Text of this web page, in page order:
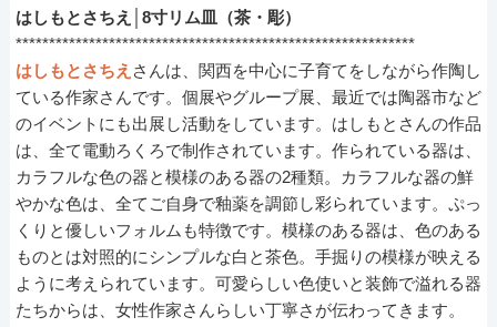
はしもとさちえ│8寸リム皿（茶・彫）
************************************************************
はしもとさちえ さんは、関西を中心に子育てをしながら作陶し
ている作家さんです。個展やグループ展、最近では陶器市など
のイベントにも出展し活動をしています。はしもとさんの作品
は、全て電動ろくろで制作されています。作られている器は、
カラフルな色の器と模様のある器の2種類。カラフルな器の鮮
やかな色は、全てご自身で釉薬を調節し彩られています。ぷっ
くりと優しいフォルムも特徴です。模様のある器は、色のある
ものとは対照的にシンプルな白と茶色。手掘りの模様が映える
ように考えられています。可愛らしい色使いと装飾で溢れる器
たちからは、女性作家さんらしい丁寧さが伝わってきます。